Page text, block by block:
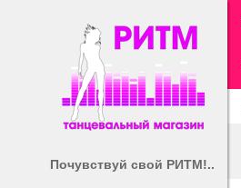
Почувствуй свой РИТМ!..